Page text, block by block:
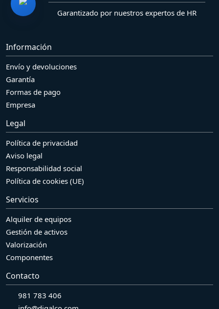
Garantizado por nuestros expertos de HR
Información
Envío y devoluciones
Garantía
Formas de pago
Empresa
Legal
Política de privacidad
Aviso legal
Responsabilidad social
Política de cookies (UE)
Servicios
Alquiler de equipos
Gestión de activos
Valorización
Componentes
Contacto
981 783 406